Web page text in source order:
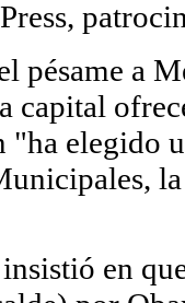
pésame a
capital
elegido
en